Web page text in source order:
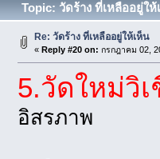
Topic: วัดร้าง ที่เหลืออยู่ใ
Re: วัดร้าง ที่เหลืออยู่ให้เห็น
« Reply #20 on: กรกฎาคม 02,
5.วัดใหม่วิ
อิสรภาพ